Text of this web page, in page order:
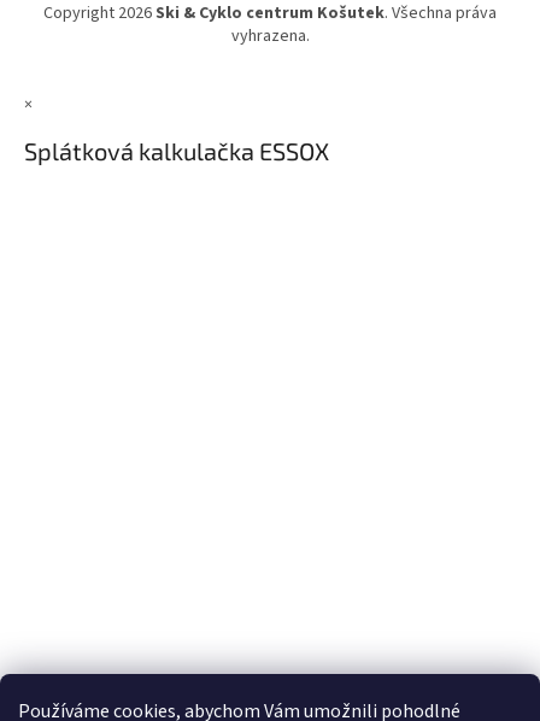
Používáme cookies, abychom Vám umožnili pohodlné
Copyright 2026Ski & Cyklo centrum Košutek. Všechna práva
vyhrazena.
×
Splátková kalkulačka ESSOX